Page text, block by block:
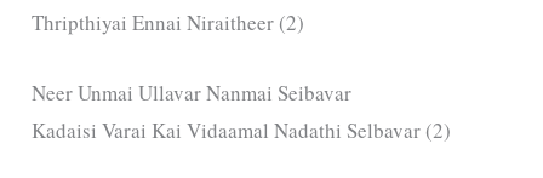
Thripthiyai Ennai Niraitheer (2)
Neer Unmai Ullavar Nanmai Seibavar
Kadaisi Varai Kai Vidaamal Nadathi Selbavar (2)